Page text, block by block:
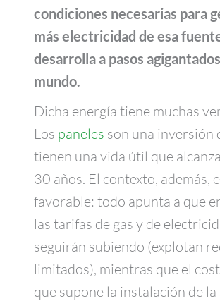
condiciones necesarias para
más electricidad de esa
desarrolla a pasos
mundo.
Dicha energía tiene muchas
Los paneles son una inversión
tienen una vida útil que
30 años. El contexto, además,
favorable: todo apunta a que
las tarifas de gas y de
seguirán subiendo (explotan
limitados), mientras que el
que supone la instalación de la